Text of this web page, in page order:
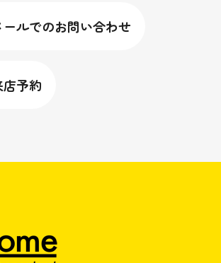
ールでのお問い合わせ
店予約